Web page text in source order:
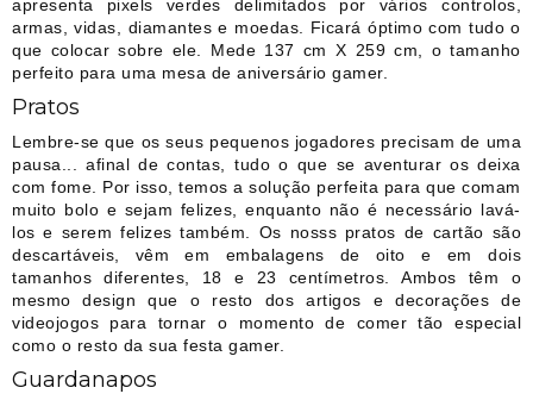
apresenta pixels verdes delimitados por vários controlos,
armas, vidas, diamantes e moedas. Ficará óptimo com tudo o
que colocar sobre ele. Mede 137 cm X 259 cm, o tamanho
perfeito para uma mesa de aniversário gamer.
Pratos
Lembre-se que os seus pequenos jogadores precisam de uma
pausa... afinal de contas, tudo o que se aventurar os deixa
com fome. Por isso, temos a solução perfeita para que comam
muito bolo e sejam felizes, enquanto não é necessário lavá-
los e serem felizes também. Os nosss pratos de cartão são
descartáveis, vêm em embalagens de oito e em dois
tamanhos diferentes, 18 e 23 centímetros. Ambos têm o
mesmo design que o resto dos artigos e decorações de
videojogos para tornar o momento de comer tão especial
como o resto da sua festa gamer.
Guardanapos